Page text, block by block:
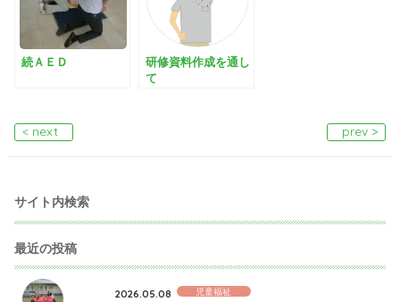
続ＡＥＤ
研修資料作成を通し
て
< next prev >
サイト内検索
最近の投稿
2026.05.08 児童福祉